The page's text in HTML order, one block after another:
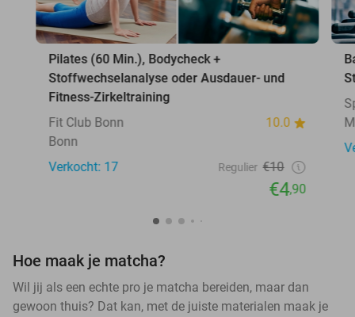
Pilates (60 Min.), Bodycheck +
Stoffwechselanalyse oder Ausdauer- und
Fitness-Zirkeltraining
Fit Club Bonn
10.0
Bonn
Verkocht: 17
Regulier €10
€4,90
Hoe maak je matcha?
Wil jij als een echte pro je matcha bereiden, maar dan
gewoon thuis? Dat kan, met de juiste materialen maak je